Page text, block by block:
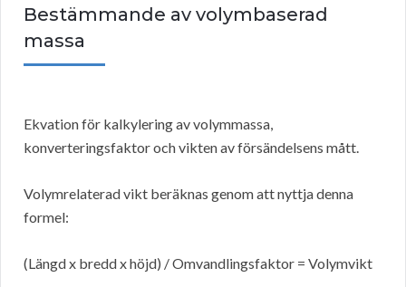
Bestämmande av volymbaserad
massa
Ekvation för kalkylering av volymmassa,
konverteringsfaktor och vikten av försändelsens mått.
Volymrelaterad vikt beräknas genom att nyttja denna
formel:
(Längd x bredd x höjd) / Omvandlingsfaktor = Volymvikt